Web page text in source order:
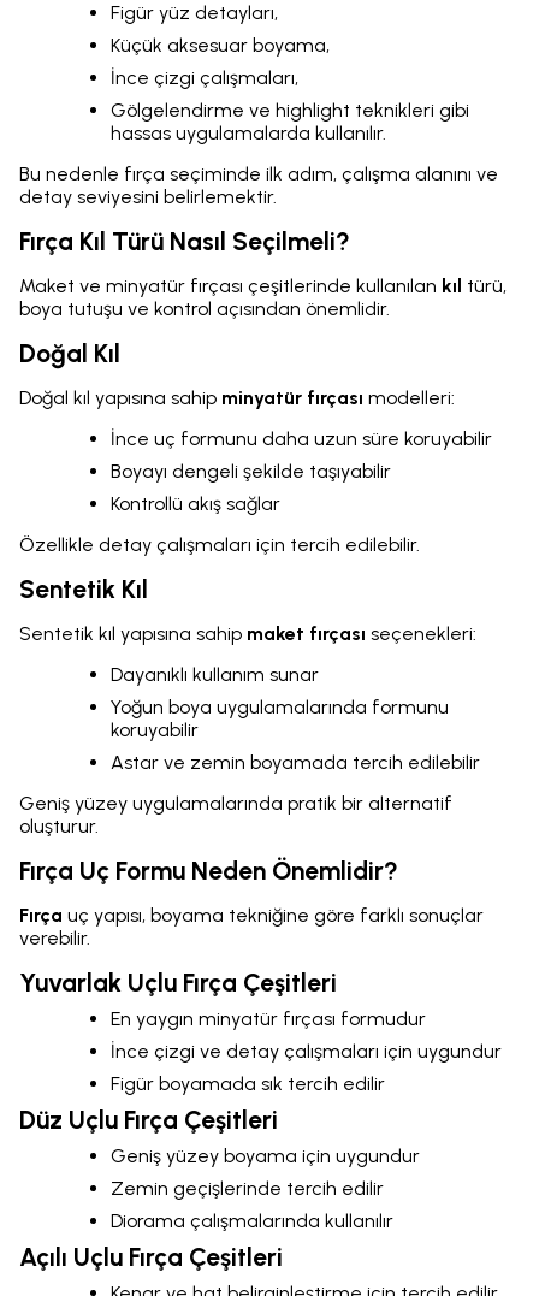
Figür yüz detayları,
Küçük aksesuar boyama,
İnce çizgi çalışmaları,
Gölgelendirme ve highlight teknikleri gibi
hassas uygulamalarda kullanılır.
Bu nedenle fırça seçiminde ilk adım, çalışma alanını ve
detay seviyesini belirlemektir.
Fırça Kıl Türü Nasıl Seçilmeli?
Maket ve minyatür fırçası çeşitlerinde kullanılan kıl türü,
boya tutuşu ve kontrol açısından önemlidir.
Doğal Kıl
Doğal kıl yapısına sahip minyatür fırçası modelleri:
İnce uç formunu daha uzun süre koruyabilir
Boyayı dengeli şekilde taşıyabilir
Kontrollü akış sağlar
Özellikle detay çalışmaları için tercih edilebilir.
Sentetik Kıl
Sentetik kıl yapısına sahip maket fırçası seçenekleri:
Dayanıklı kullanım sunar
Yoğun boya uygulamalarında formunu
koruyabilir
Astar ve zemin boyamada tercih edilebilir
Geniş yüzey uygulamalarında pratik bir alternatif
oluşturur.
Fırça Uç Formu Neden Önemlidir?
Fırça uç yapısı, boyama tekniğine göre farklı sonuçlar
verebilir.
Yuvarlak Uçlu Fırça Çeşitleri
En yaygın minyatür fırçası formudur
İnce çizgi ve detay çalışmaları için uygundur
Figür boyamada sık tercih edilir
Düz Uçlu Fırça Çeşitleri
Geniş yüzey boyama için uygundur
Zemin geçişlerinde tercih edilir
Diorama çalışmalarında kullanılır
Açılı Uçlu Fırça Çeşitleri